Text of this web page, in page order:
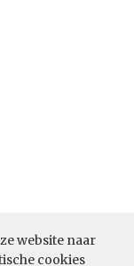
website naar
cookies